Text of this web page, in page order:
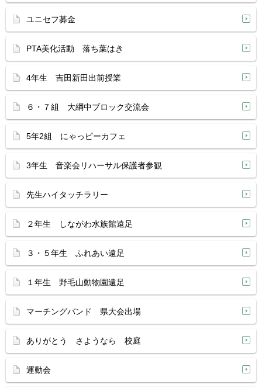
ユニセフ募金
PTA美化活動 落ち葉はき
4年生 吉田新田出前授業
６・７組 大綱中ブロック交流会
5年2組 にゃっピーカフェ
3年生 音楽会リハーサル保護者参観
先生ハイタッチラリー
２年生 しながわ水族館遠足
３・５年生 ふれあい遠足
１年生 野毛山動物園遠足
マーチングバンド 県大会出場
ありがとう さようなら 校庭
運動会